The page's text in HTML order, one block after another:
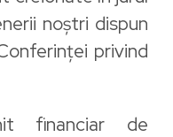
noștri dispun
privind
financiar de